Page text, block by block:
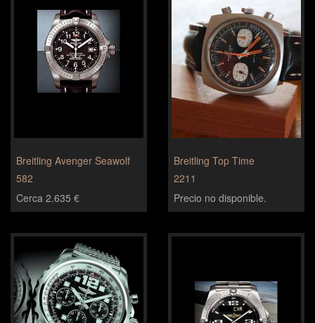
Breitling Avenger Seawolf
582
Cerca 2.635 €
Breitling Top Time
2211
Precio no disponible.